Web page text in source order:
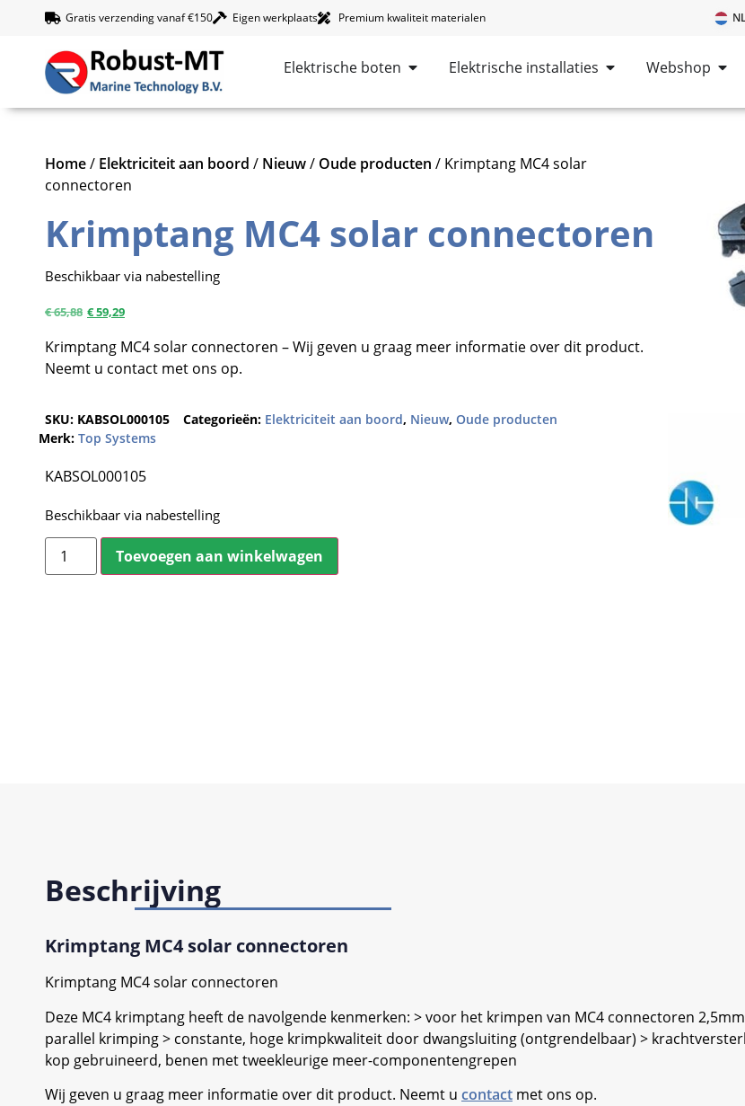
Gratis verzending vanaf €150 Eigen werkplaats Premium kwaliteit materialen
Elektrische boten Elektrische installaties Webshop
Home/ Elektriciteit aan boord / Nieuw/ Oude producten / Krimptang MC4 solar
connectoren
Krimptang MC4 solar connectoren
Beschikbaar via nabestelling
€65,88 €59,29
Krimptang MC4 solar connectoren – Wij geven u graag meer informatie over dit product.
Neemt u contact met ons op.
SKU: KABSOL000105 Categorieën: Elektriciteit aan boord, Nieuw, Oude producten
Merk: Top Systems
KABSOL000105
Beschikbaar via nabestelling
Toevoegen aan winkelwagen
Beschrijving
Krimptang MC4 solar connectoren
Krimptang MC4 solar connectoren
Deze MC4 krimptang heeft de navolgende kenmerken: > voor het krimpen van MC4 connectoren
parallel krimping > constante, hoge krimpkwaliteit door dwangsluiting (ontgrendelbaar) >
kop gebruineerd, benen met tweekleurige meer-componentengrepen
Wij geven u graag meer informatie over dit product. Neemt u contact met ons op.